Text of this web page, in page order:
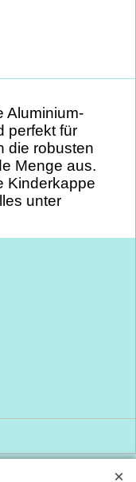
Aluminium-
perfekt für
die robusten
Menge aus.
Kinderkappe
unter